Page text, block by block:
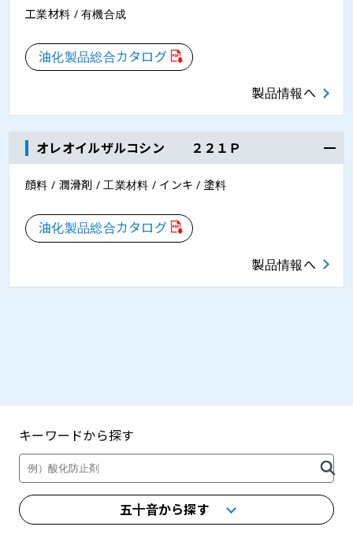
工業材料 / 有機合成
油化製品総合カタログ
製品情報へ
オレオイルザルコシン ２２１Ｐ
顔料 / 潤滑剤 / 工業材料 / インキ / 塗料
油化製品総合カタログ
製品情報へ
キーワードから探す
五十音から探す